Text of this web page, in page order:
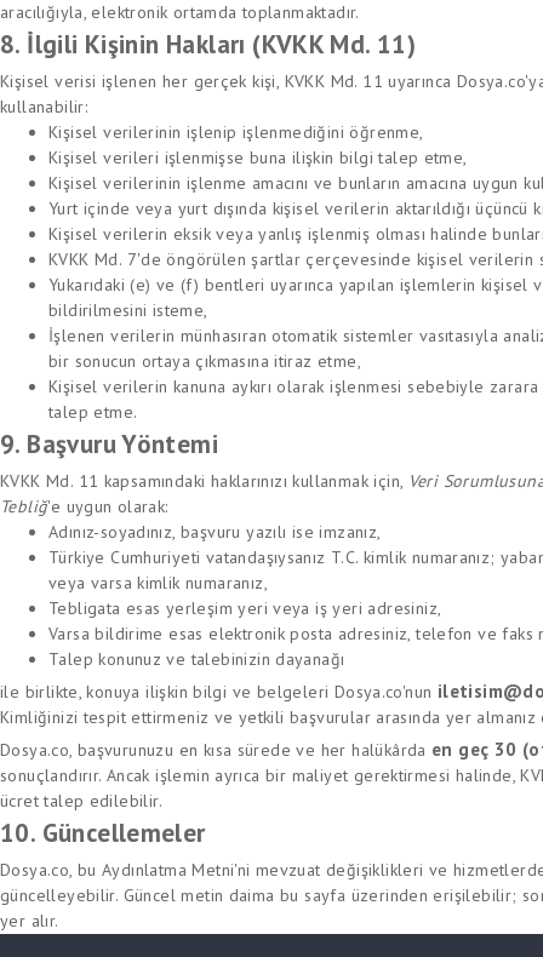
aracılığıyla, elektronik ortamda toplanmaktadır.
8. İlgili Kişinin Hakları (KVKK Md. 11)
Kişisel verisi işlenen her gerçek kişi, KVKK Md. 11 uyarınca
kullanabilir:
Kişisel verilerinin işlenip işlenmediğini öğrenme,
Kişisel verileri işlenmişse buna ilişkin bilgi talep etme,
Kişisel verilerinin işlenme amacını ve bunların amacına uygun
Yurt içinde veya yurt dışında kişisel verilerin aktarıldığı üçüncü
Kişisel verilerin eksik veya yanlış işlenmiş olması halinde
KVKK Md. 7'de öngörülen şartlar çerçevesinde kişisel verilerin
Yukarıdaki (e) ve (f) bentleri uyarınca yapılan işlemlerin kişisel
bildirilmesini isteme,
İşlenen verilerin münhasıran otomatik sistemler vasıtasıyla
bir sonucun ortaya çıkmasına itiraz etme,
Kişisel verilerin kanuna aykırı olarak işlenmesi sebebiyle
talep etme.
9. Başvuru Yöntemi
KVKK Md. 11 kapsamındaki haklarınızı kullanmak için, Veri
Tebliğ'e uygun olarak:
Adınız-soyadınız, başvuru yazılı ise imzanız,
Türkiye Cumhuriyeti vatandaşıysanız T.C. kimlik numaranız;
veya varsa kimlik numaranız,
Tebligata esas yerleşim yeri veya iş yeri adresiniz,
Varsa bildirime esas elektronik posta adresiniz, telefon ve faks
Talep konunuz ve talebinizin dayanağı
ile birlikte, konuya ilişkin bilgi ve belgeleri Dosya.co'nun
Kimliğinizi tespit ettirmeniz ve yetkili başvurular arasında yer almanız
Dosya.co, başvurunuzu en kısa sürede ve her halükârda en geç 30
sonuçlandırır. Ancak işlemin ayrıca bir maliyet gerektirmesi halinde,
ücret talep edilebilir.
10. Güncellemeler
Dosya.co, bu Aydınlatma Metni'ni mevzuat değişiklikleri ve
güncelleyebilir. Güncel metin daima bu sayfa üzerinden erişilebilir;
yer alır.